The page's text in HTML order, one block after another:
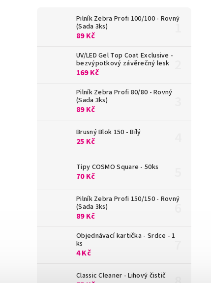
Pilník Zebra Profi 100/100 - Rovný
(Sada 3ks)
89 Kč
UV/LED Gel Top Coat Exclusive -
bezvýpotkový závěrečný lesk
169 Kč
Pilník Zebra Profi 80/80 - Rovný
(Sada 3ks)
89 Kč
Brusný Blok 150 - Bílý
25 Kč
Tipy COSMO Square - 50ks
70 Kč
Pilník Zebra Profi 150/150 - Rovný
(Sada 3ks)
89 Kč
Objednávací kartička - Srdce - 1
ks
4 Kč
Classic Cleaner - Lihový čistič